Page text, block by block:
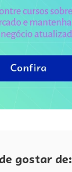
gostar de: